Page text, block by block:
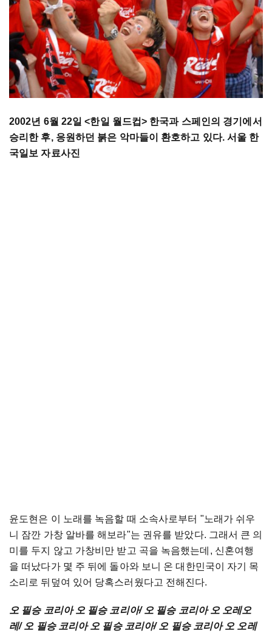
2002년 6월 22일 <한일 월드컵> 한국과 스페인의 경기에서
승리한 후, 응원하던 붉은 악마들이 환호하고 있다. 서울 한
국일보 자료사진
윤도현은 이 노래를 녹음할 때 소속사로부터 "노래가 쉬우
니 잠깐 가창 알바를 해보라"는 권유를 받았다. 그래서 큰 의
미를 두지 않고 가창비만 받고 곡을 녹음했는데 , 신혼여행
을 떠났다가 몇 주 뒤에 돌아와 보니 온 대한민국이 자기
목
소리로 뒤덮여 있어 당혹스러웠다고 전해진다.
오 필승 코리아 오 필승 코리아/오 필승 코리아 오 오레오
레/오 필승 코리아 오 필승 코리아/오 필승 코리아 오 오레